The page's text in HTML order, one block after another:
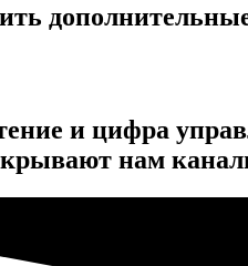
и цифра
нам